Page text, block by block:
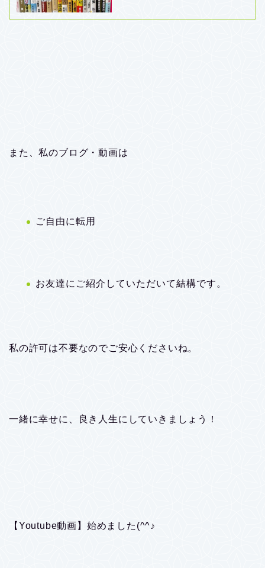
また、私のブログ・動画は
ご自由に転用
お友達にご紹介していただいて結構です。
私の許可は不要なのでご安心くださいね。
一緒に幸せに、良き人生にしていきましょう！
【Youtube動画】始めました(^^♪